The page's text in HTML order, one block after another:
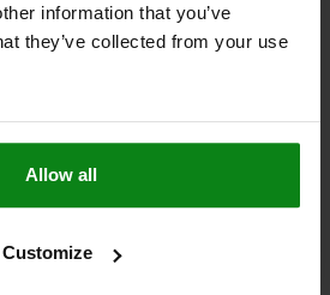
information that you’ve
they’ve collected from your use
Allow all
Customize
TA.2 D1=M12X1,5, D=6,
GRIS ANTRACITA
BASE=ACERO INOXIDABLE